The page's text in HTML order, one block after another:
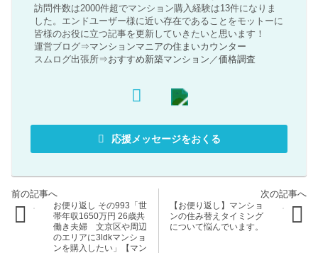
訪問件数は2000件超でマンション購入経験は13件になりま
した。エンドユーザー様に近い存在であることをモットーに
皆様のお役に立つ記事を更新していきたいと思います！
運営ブログ⇒マンションマニアの住まいカウンター
スムログ出張所⇒おすすめ新築マンション ／価格調査
応援メッセージをおくる
お便り返し その993「世
帯年収1650万円 26歳共
働き夫婦 文京区や周辺
のエリアに3ldkマンショ
ンを購入したい」【マン
【お便り返し】マンショ
ンの住み替えタイミング
について悩んでいます。